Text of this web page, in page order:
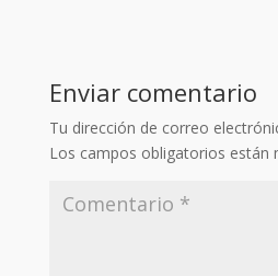
Enviar comentario
Tu dirección de correo
Los campos obligatorios están